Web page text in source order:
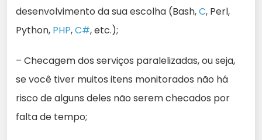
desenvolvimento da sua escolha (Bash,C, Perl,
Python, PHP,C#, etc.);
– Checagem dos serviços paralelizadas, ou seja,
se você tiver muitos itens monitorados não há
risco de alguns deles não serem checados por
falta de tempo;